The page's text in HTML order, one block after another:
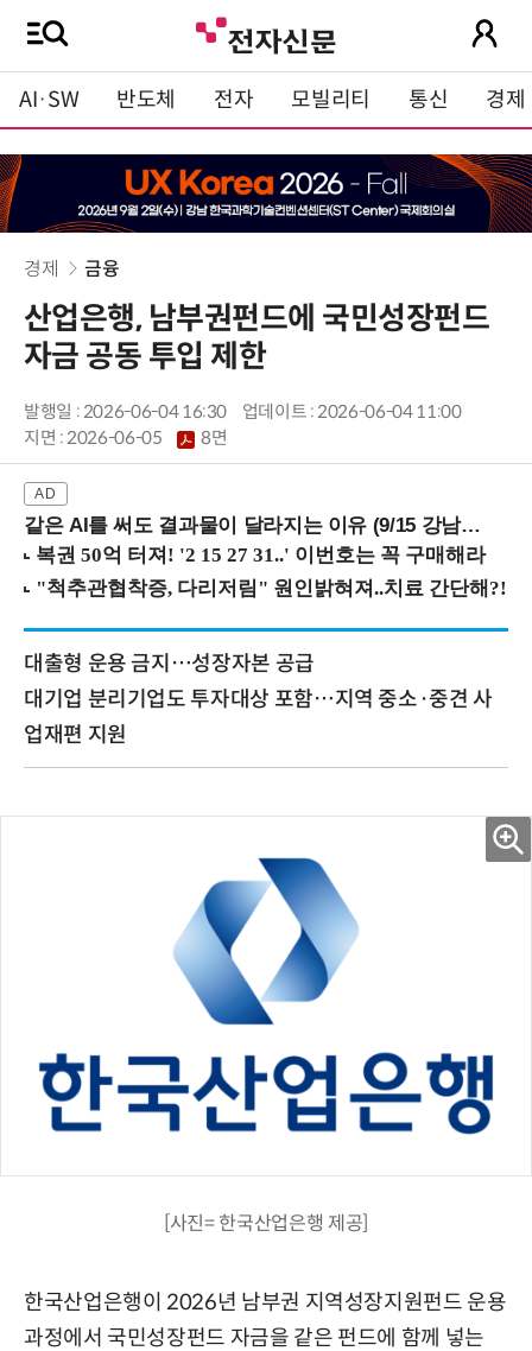
AI·SW 반도체 전자 모빌리티 통신 경제
경제 금융
산업은행, 남부권펀드에 국민성장펀드
자금 공동 투입 제한
발행일 : 2026-06-04 16:30
업데이트 : 2026-06-04 11:00
지면 :2026-06-05 8면
같은 AI를 써도 결과물이 달라지는 이유 (9/15 강남역)
대출형 운용 금지…성장자본 공급
대기업 분리기업도 투자대상 포함…지역 중소·중견 사
업재편 지원
[사진= 한국산업은행 제공]
한국산업은행이 2026년 남부권 지역성장지원펀드 운용
과정에서 국민성장펀드 자금을 같은 펀드에 함께 넣는